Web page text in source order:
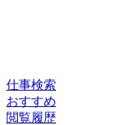
仕事検索
おすすめ
閲覧履歴